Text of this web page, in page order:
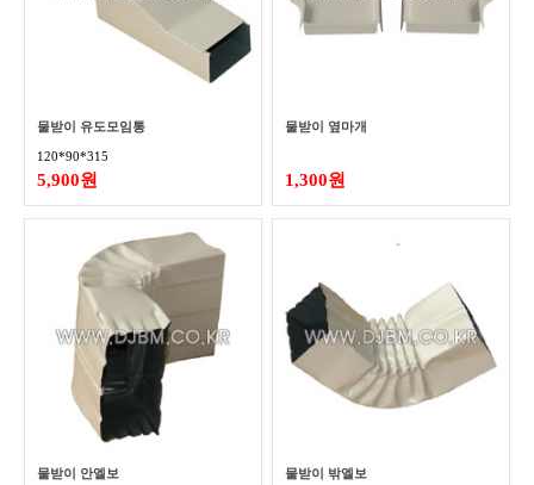
물받이 유도모임통
120*90*315
5,900원
물받이 옆마개
1,300원
물받이 안엘보 물받이 밖엘보